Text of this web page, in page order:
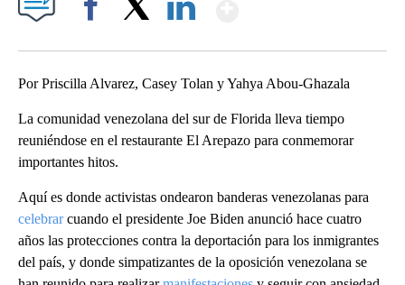
Por Priscilla Alvarez, Casey Tolan y Yahya Abou-Ghazala
La comunidad venezolana del sur de Florida lleva tiempo
reuniéndose en el restaurante El Arepazo para conmemorar
importantes hitos.
Aquí es donde activistas ondearon banderas venezolanas para
celebrarcuando el presidente Joe Biden anunció hace cuatro
años las protecciones contra la deportación para los inmigrantes
del país, y donde simpatizantes de la oposición venezolana se